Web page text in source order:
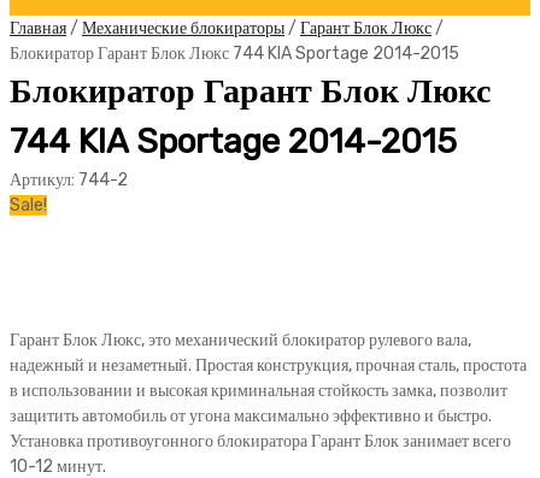
Главная/ Механические блокираторы/ Гарант Блок Люкс/
Блокиратор Гарант Блок Люкс 744 KIA Sportage 2014-2015
Блокиратор Гарант Блок Люкс
744 KIA Sportage 2014-2015
Артикул: 744-2
Sale!
Гарант Блок Люкс, это механический блокиратор рулевого вала,
надежный и незаметный. Простая конструкция, прочная сталь, простота
в использовании и высокая криминальная стойкость замка, позволит
защитить автомобиль от угона максимально эффективно и быстро.
Установка противоугонного блокиратора Гарант Блок занимает всего
10-12 минут.